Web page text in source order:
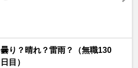
曇り？晴れ？雷雨？（無職130
日目）